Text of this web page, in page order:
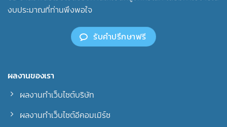
งบประมาณที่ท่านพึงพอใจ
รับคำปรึกษาฟรี
ผลงานของเรา
ผลงานทำเว็บไซต์บริษัท
ผลงานทำเว็บไซต์อีคอมเมิร์ซ